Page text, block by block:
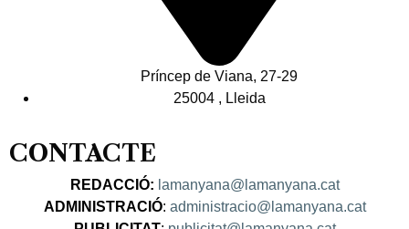
Príncep de Viana, 27-29
25004 , Lleida
CONTACTE
REDACCIÓ: lamanyana@lamanyana.cat
ADMINISTRACIÓ: administracio@lamanyana.cat